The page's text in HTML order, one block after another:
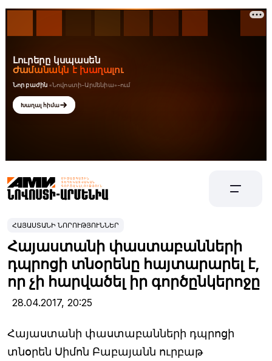
ՀԱՅԱՍՏԱՆԻ ՆՈՐՈՒԹՅՈՒՆՆԵՐ
Հայաստանի փաստաբանների
դպրոցի տնօրենը հայտարարել է,
որ չի հարվածել իր գործընկերոջը
28.04.2017, 20:25
Հայաստանի փաստաբանների դպրոցի
տնօրեն Սիմոն Բաբայանն ուրբաթ